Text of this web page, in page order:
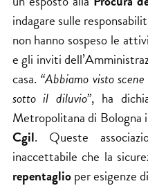
indagare sulle
non hanno sospeso le
e gli inviti
casa. “Abbiamo visto
sotto il diluvio”, ha
Metropolitana di Bologna
Cgil. Queste
inaccettabile che la
repentaglioper esigenze